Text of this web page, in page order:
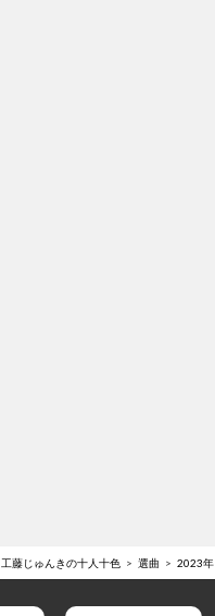
工藤じゅんきの十人十色 選曲 2023年